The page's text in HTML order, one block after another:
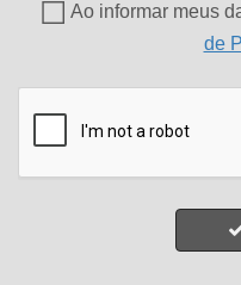
Ao informar meus
de